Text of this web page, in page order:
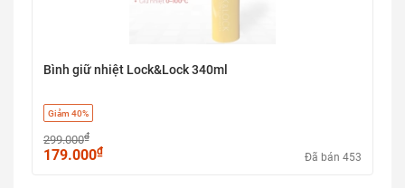
Bình giữ nhiệt Lock&Lock 340ml
Giảm 40%
299.000₫
179.000₫ Đã bán 453